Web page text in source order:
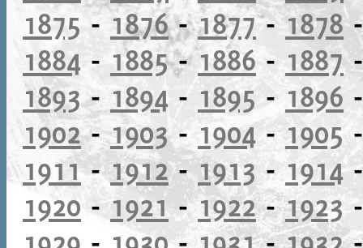
1875 -1876-1877-1878
1884 - 1885-1886- 1887
1893- 1894 - 1895 - 1896
1902-1903-1904-1905
1911-1912-1913 -1914
1920 - 1921-1922-1923